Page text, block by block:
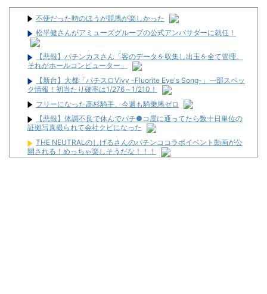
不便だった時のほうが競馬が楽しかった
松平健さんがアミューズグループの公式アンバサダーに就任！
【悲報】パチンカスさん「客のデータを収集し出玉を全て管理。
それがホールコンピューター」
【新台】大都「パチスロVivy -Fluorite Eye's Song-」一部スペッ
ク情報！初当たり確率は1/276～1/210！
フリーになった高杉騎手、今週も騎乗馬ゼロ
【悲報】体調不良で休んでパチ●コ屋に通ってたら数十日単位の
証拠写真撮られて会社クビになった
THE NEUTRALのしげるさんのパチンココラボイベント動画が公
開される！めっちゃ楽しそうだな！！！